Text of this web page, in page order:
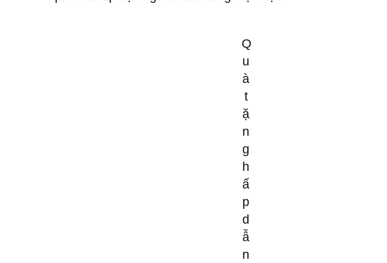
Q
u
à
t
ặ
n
g
h
ấ
p
d
ẫ
n